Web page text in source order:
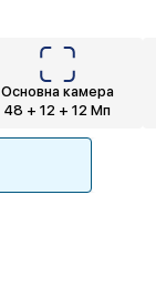
Основна камера
48 + 12 + 12 Мп